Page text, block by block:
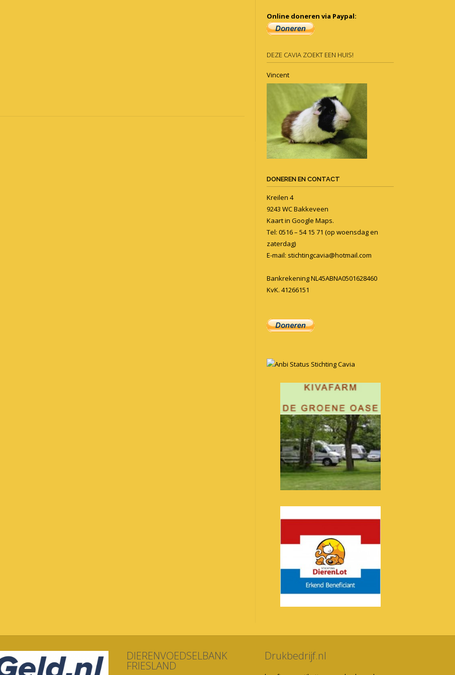
Online doneren via Paypal:
DEZE CAVIA ZOEKT EEN HUIS!
Vincent
DONEREN EN CONTACT
Kreilen 4
9243 WC Bakkeveen
Kaart in Google Maps.
Tel: 0516 – 54 15 71 (op woensdag en
zaterdag)
E-mail: stichtingcavia@hotmail.com
Bankrekening NL45ABNA0501628460
KvK. 41266151
Anbi Status Stichting Cavia
DIERENVOEDSELBANK
FRIESLAND
Drukbedrijf.nl